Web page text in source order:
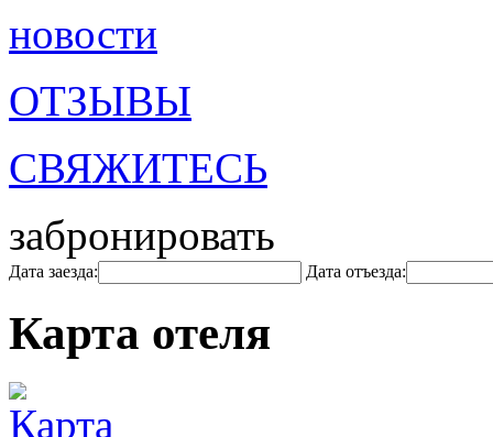
новости
ОТЗЫВЫ
СВЯЖИТЕСЬ
забронировать
Дата заезда: Дата отъезда:
Карта отеля